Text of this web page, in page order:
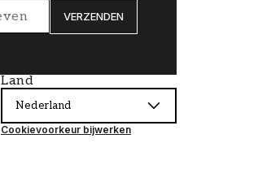
VERZENDEN
Land
Nederland
Cookievoorkeur bijwerken